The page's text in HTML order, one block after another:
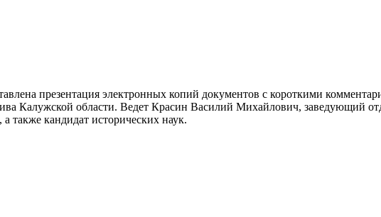
презентация электронных копий документов с короткими
Калужской области. Ведет Красин Василий Михайлович, заведующий
также кандидат исторических наук.